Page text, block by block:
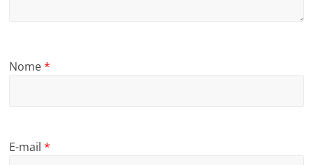
Nome*
E-mail*